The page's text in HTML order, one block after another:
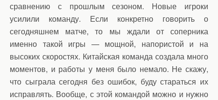
сравнению с прошлым сезоном. Новые игроки
усилили команду. Если конкретно говорить о
сегодняшнем матче, то мы ждали от соперника
именно такой игры — мощной, напористой и на
высоких скоростях. Китайская команда создала много
моментов, и работы у меня было немало. Не скажу,
что сыграла сегодня без ошибок, буду стараться их
исправлять. Вообще, с этой командой можно и нужно